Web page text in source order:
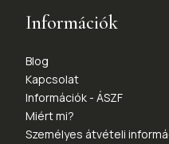
Információk
Blog
Kapcsolat
Információk - ÁSZF
Miért mi?
Személyes átvételi